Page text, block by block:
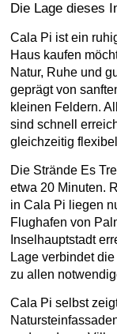
Die Lage dieses
Cala Pi ist ein
Haus kaufen
Natur, Ruhe und
geprägt von
kleinen Feldern.
sind schnell
gleichzeitig
Die Strände Es
etwa 20 Minuten.
in Cala Pi liegen
Flughafen von
Inselhauptstadt
Lage verbindet
zu allen
Cala Pi selbst